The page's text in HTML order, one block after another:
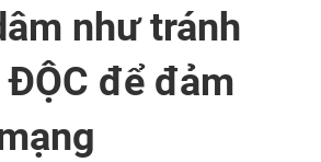
như tránh
ĐỘC để đảm